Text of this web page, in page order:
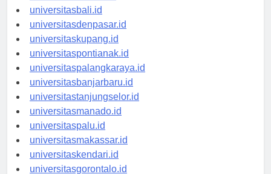
universitasbanten.id
universitasbali.id
universitasdenpasar.id
universitaskupang.id
universitaspontianak.id
universitaspalangkaraya.id
universitasbanjarbaru.id
universitastanjungselor.id
universitasmanado.id
universitaspalu.id
universitasmakassar.id
universitaskendari.id